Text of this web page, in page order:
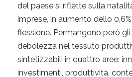
del paese si riflette sulla
imprese, in aumento dello
flessione. Permangono però
debolezza nel tessuto
sintetizzabili in quattro aree:
investimenti, produttività,